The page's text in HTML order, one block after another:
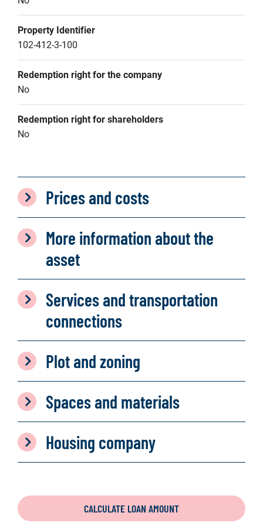
Property Identifier
102-412-3-100
Redemption right for the company
No
Redemption right for shareholders
No
Prices and costs
More information about the
asset
Services and transportation
connections
Plot and zoning
Spaces and materials
Housing company
CALCULATE LOAN AMOUNT